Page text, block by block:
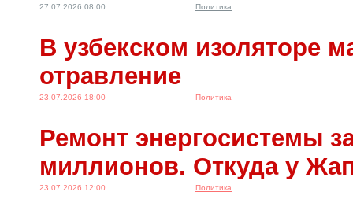
27.07.2026 08:00 Политика
В узбекском изоляторе
отравление
23.07.2026 18:00 Политика
Ремонт энергосистемы
миллионов. Откуда у
23.07.2026 12:00 Политика